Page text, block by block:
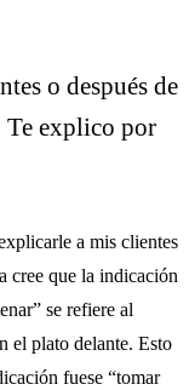
o después de
Te explico por
a mis clientes
cree que la indicación
se refiere al
el plato delante. Esto
fuese “tomar